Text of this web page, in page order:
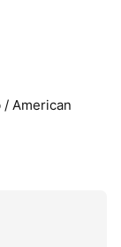
American